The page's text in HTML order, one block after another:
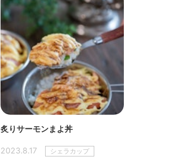
炙りサーモンまよ丼
2023.8.17 シェラカップ